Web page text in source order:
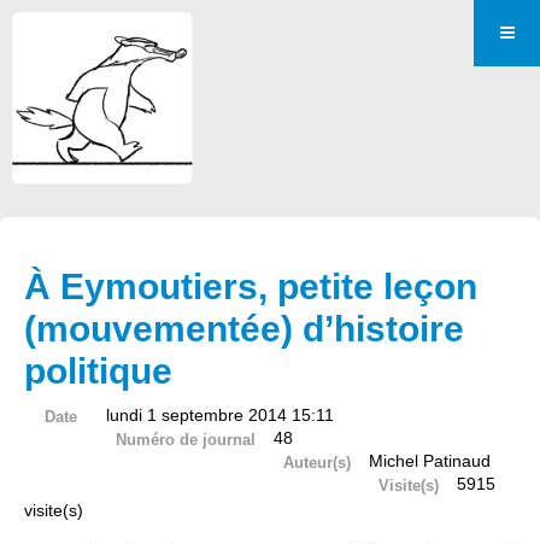
À Eymoutiers, petite leçon
(mouvementée) d’histoire
politique
Date lundi 1 septembre 2014 15:11
Numéro de journal 48
Auteur(s) Michel Patinaud
Visite(s)
5915
visite(s)